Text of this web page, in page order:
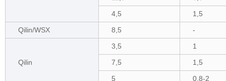
4,5
1,5
Qilin/WSX
8,5 -
Qilin
3,5
1
7,5
1,5
5
0.8-2